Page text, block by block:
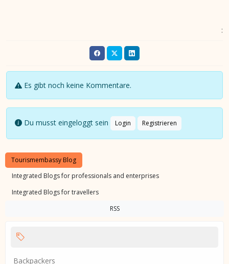
:
Es gibt noch keine Kommentare.
Du musst eingeloggt sein Login Registrieren
Tourismembassy Blog
Integrated Blogs for professionals and enterprises
Integrated Blogs for travellers
RSS
Backpackers